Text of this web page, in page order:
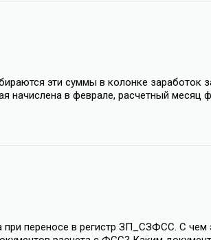
эти суммы в колонке
начислена в феврале, расчетный месяц
при переносе в регистр ЗП_СЗФСС. С